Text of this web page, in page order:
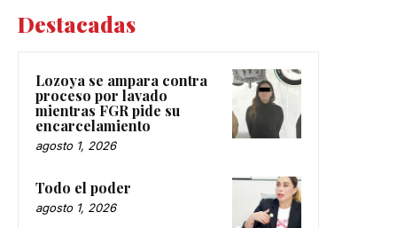
Destacadas
Lozoya se ampara contra
proceso por lavado
mientras FGR pide su
encarcelamiento
agosto 1, 2026
Todo el poder
agosto 1, 2026